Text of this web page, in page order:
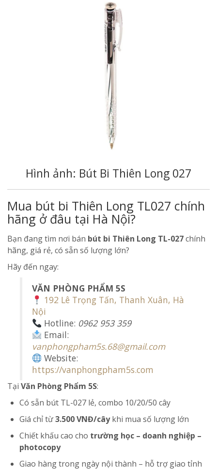
Hình ảnh: Bút Bi Thiên Long 027
Mua bút bi Thiên Long TL027 chính
hãng ở đâu tại Hà Nội?
Bạn đang tìm nơi bán bút bi Thiên Long TL-027chính
hãng, giá rẻ, có sẵn số lượng lớn?
Hãy đến ngay:
VĂN PHÒNG PHẨM 5S
192 Lê Trọng Tấn, Thanh Xuân, Hà
Nội
Hotline: 0962 953 359
Email:
vanphongpham5s.68@gmail.com
Website:
https://vanphongpham5s.com
Tại Văn Phòng Phẩm 5S:
Có sẵn bút TL-027 lẻ, combo 10/20/50 cây
Giá chỉ từ3.500 VNĐ/câykhi mua số lượng lớn
Chiết khấu cao cho trường học – doanh nghiệp –
photocopy
Giao hàng trong ngày nội thành – hỗ trợ giao tỉnh